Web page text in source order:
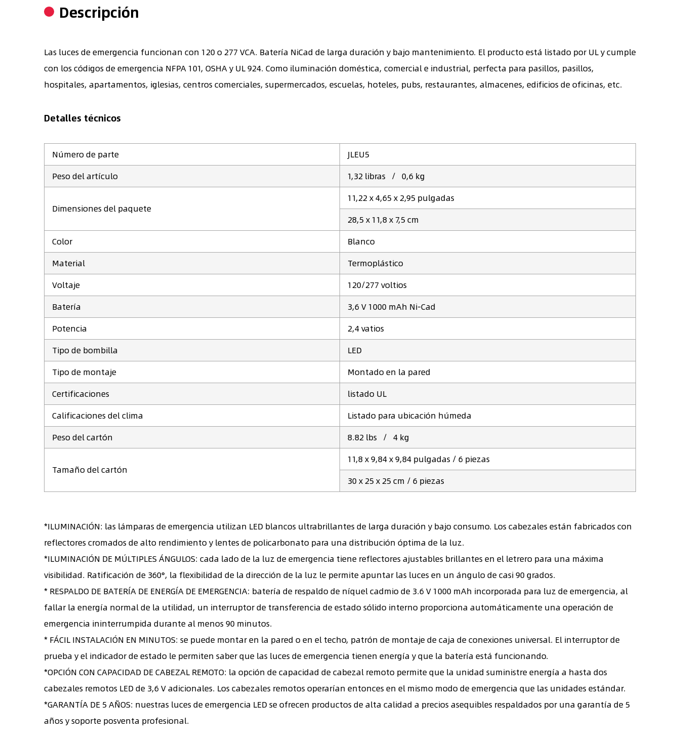
Descripción
Las luces de emergencia funcionan con 120 o 277 VCA. Batería NiCad de larga duración y bajo mantenimiento. El producto está listado por UL y cumple
con los códigos de emergencia NFPA 101, OSHA y UL 924. Como iluminación doméstica, comercial e industrial, perfecta para pasillos, pasillos,
hospitales, apartamentos, iglesias, centros comerciales, supermercados, escuelas, hoteles, pubs, restaurantes, almacenes, edificios de oficinas, etc.
Detalles técnicos
Número de parte
JLEU5
Peso del artículo
1,32 libras / 0,6 kg
Dimensiones del paquete
11,22 x 4,65 x 2,95 pulgadas
28,5 x 11,8 x 7,5 cm
Color
‎Blanco
Material
Termoplástico
Voltaje
120/277 voltios
Batería
3,6 V 1000 mAh Ni-Cad
Potencia
2,4 vatios
Tipo de bombilla
LED
Tipo de montaje
‎Montado en la pared
Certificaciones
listado UL
Calificaciones del clima
Listado para ubicación húmeda
Peso del cartón
8.82 lbs / 4 kg
Tamaño del cartón
11,8 x 9,84 x 9,84 pulgadas / 6 piezas
30 x 25 x 25 cm / 6 piezas
*ILUMINACIÓN: las lámparas de emergencia utilizan LED blancos ultrabrillantes de larga duración y bajo consumo. Los cabezales están fabricados con
reflectores cromados de alto rendimiento y lentes de policarbonato para una distribución óptima de la luz.
*ILUMINACIÓN DE MÚLTIPLES ÁNGULOS: cada lado de la luz de emergencia tiene reflectores ajustables brillantes en el letrero para una máxima
visibilidad. Ratificación de 360°, la flexibilidad de la dirección de la luz le permite apuntar las luces en un ángulo de casi 90 grados.
* RESPALDO DE BATERÍA DE ENERGÍA DE EMERGENCIA: batería de respaldo de níquel cadmio de 3.6 V 1000 mAh incorporada para luz de emergencia, al
fallar la energía normal de la utilidad, un interruptor de transferencia de estado sólido interno proporciona automáticamente una operación de
emergencia ininterrumpida durante al menos 90 minutos.
* FÁCIL INSTALACIÓN EN MINUTOS: se puede montar en la pared o en el techo, patrón de montaje de caja de conexiones universal. El interruptor de
prueba y el indicador de estado le permiten saber que las luces de emergencia tienen energía y que la batería está funcionando.
*OPCIÓN CON CAPACIDAD DE CABEZAL REMOTO: la opción de capacidad de cabezal remoto permite que la unidad suministre energía a hasta dos
cabezales remotos LED de 3,6 V adicionales. Los cabezales remotos operarían entonces en el mismo modo de emergencia que las unidades estándar.
*GARANTÍA DE 5 AÑOS: nuestras luces de emergencia LED se ofrecen productos de alta calidad a precios asequibles respaldados por una garantía de 5
años y soporte posventa profesional.